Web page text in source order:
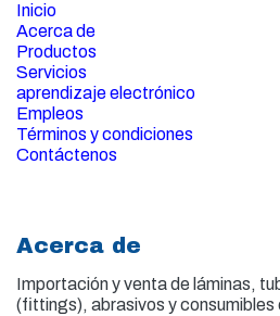
Inicio
Acerca de
Productos
Servicios
aprendizaje electrónico
Empleos
Términos y condiciones
Contáctenos
Acerca de
Importación y venta de láminas,
(fittings), abrasivos y consumibles